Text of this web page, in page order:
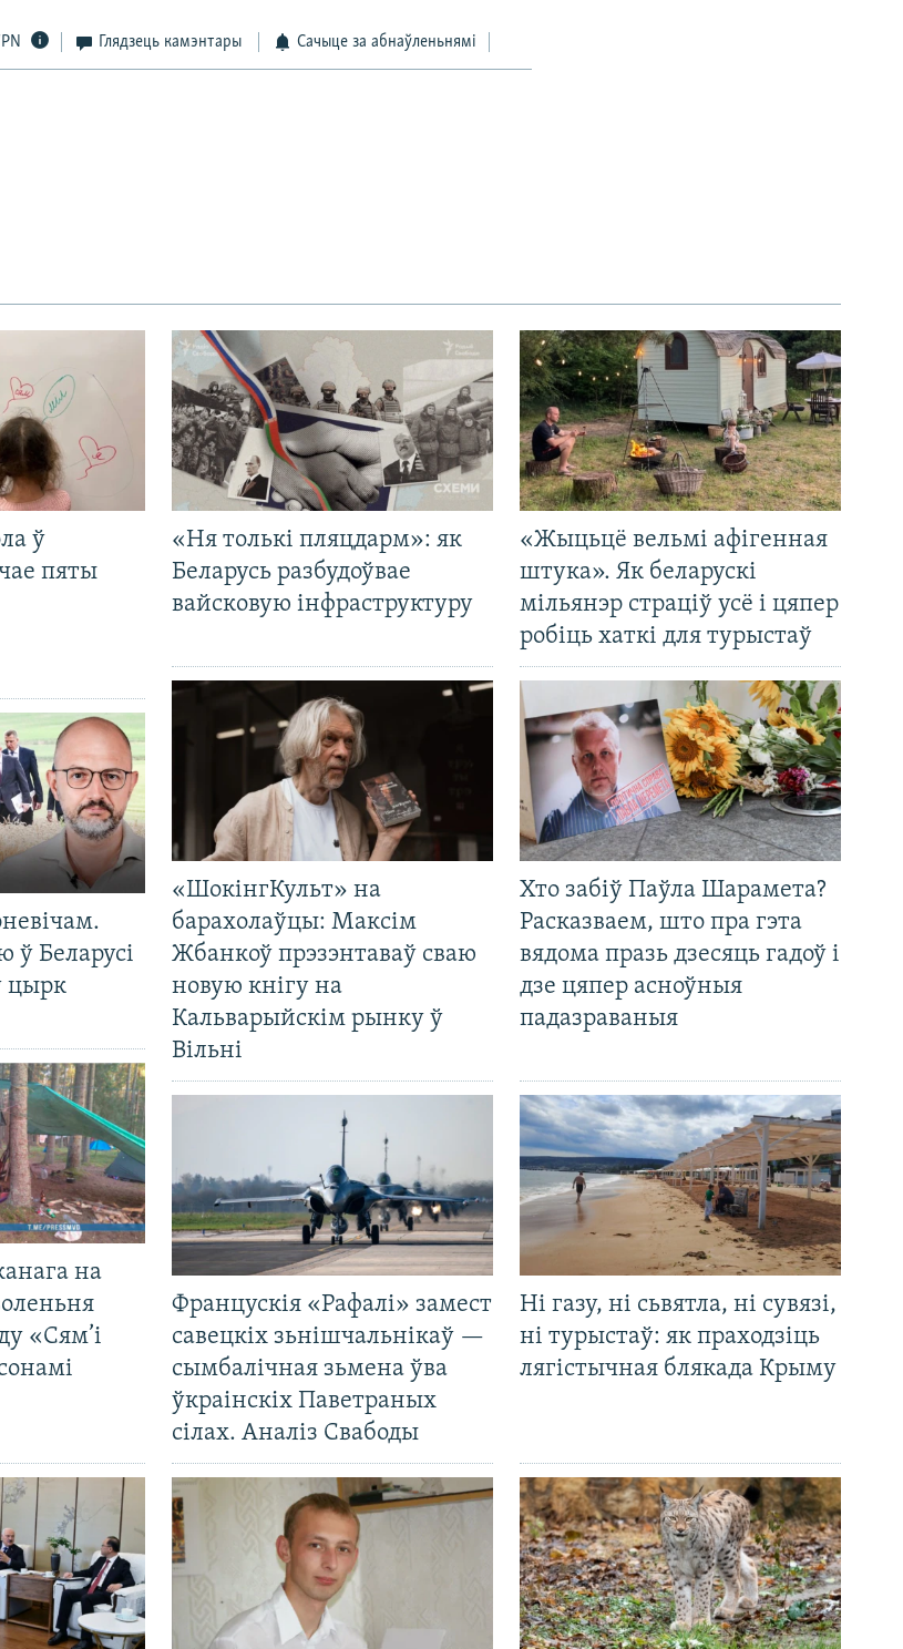
Глядзець камэнтары Сачыце за абнаўленьнямі
ў
пяты
ў Беларусі
цырк
на
«Сям’і
«Ня толькі пляцдарм»: як
Беларусь разбудоўвае
вайсковую інфраструктуру
«Жыцьцё вельмі афігенная
штука». Як беларускі
мільянэр страціў усё і цяпер
робіць хаткі для турыстаў
«ШокінгКульт» на
барахолаўцы: Максім
Жбанкоў прэзэнтаваў сваю
новую кнігу на
Кальварыйскім рынку ў
Вільні
Хто забіў Паўла Шарамета?
Расказваем, што пра гэта
вядома празь дзесяць гадоў і
дзе цяпер асноўныя
падазраваныя
Францускія «Рафалі» замест
савецкіх зьнішчальнікаў —
сымбалічная зьмена ўва
ўкраінскіх Паветраных
сілах. Аналіз Свабоды
Ні газу, ні сьвятла, ні сувязі,
ні турыстаў: як праходзіць
лягістычная блякада Крыму